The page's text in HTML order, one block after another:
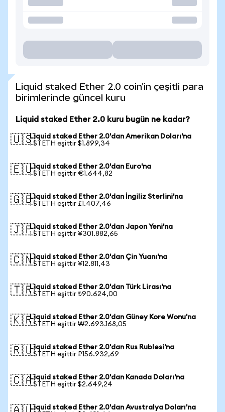
Liquid staked Ether 2.0 coin'in çeşitli para
birimlerinde güncel kuru
Liquid staked Ether 2.0 kuru bugün ne kadar?
🇺🇸Liquid staked Ether 2.0'dan Amerikan Doları'na
1 STETH eşittir $1.899,34
🇪🇺Liquid staked Ether 2.0'dan Euro'na
1 STETH eşittir €1.644,82
🇬🇧Liquid staked Ether 2.0'dan İngiliz Sterlini'na
1 STETH eşittir £1.407,46
🇯🇵Liquid staked Ether 2.0'dan Japon Yeni'na
1 STETH eşittir ¥301.882,65
🇨🇳Liquid staked Ether 2.0'dan Çin Yuanı'na
1 STETH eşittir ¥12.811,43
🇹🇷Liquid staked Ether 2.0'dan Türk Lirası'na
1 STETH eşittir ₺90.624,00
🇰🇷Liquid staked Ether 2.0'dan Güney Kore Wonu'na
1 STETH eşittir ₩2.693.168,05
🇷🇺Liquid staked Ether 2.0'dan Rus Rublesi'na
1 STETH eşittir ₽156.932,69
🇨🇦Liquid staked Ether 2.0'dan Kanada Doları'na
1 STETH eşittir $2.649,24
Liquid staked Ether 2.0'dan Avustralya Doları'na